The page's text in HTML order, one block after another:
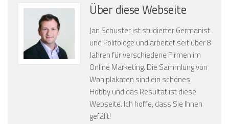
Über diese Webseite
Jan Schuster ist studierter Germanist
und Politologe und arbeitet seit über 8
Jahren für verschiedene Firmen im
Online Marketing. Die Sammlung von
Wahlplakaten sind ein schönes
Hobby und das Resultat ist diese
Webseite. Ich hoffe, dass Sie Ihnen
gefällt!